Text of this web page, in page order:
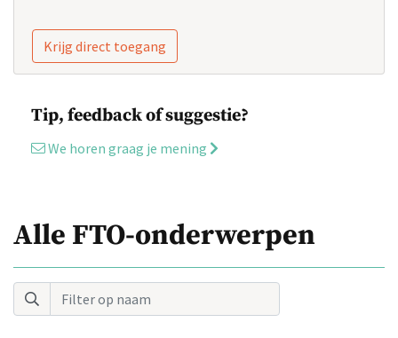
Krijg direct toegang
Tip, feedback of suggestie?
We horen graag je mening
Alle FTO-onderwerpen